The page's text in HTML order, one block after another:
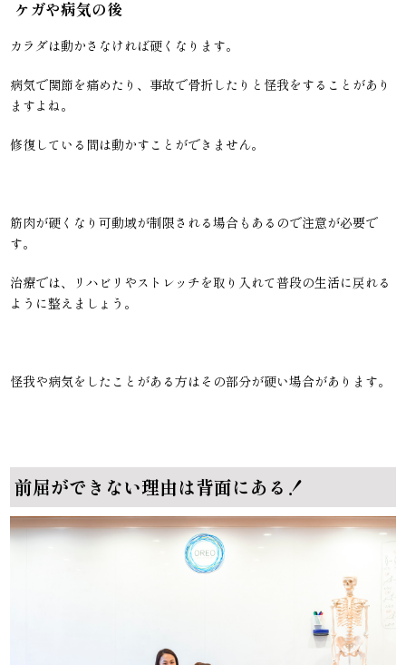
ケガや病気の後
カラダは動かさなければ硬くなります。
病気で関節を痛めたり、事故で骨折したりと怪我をすることがあり
ますよね。
修復している間は動かすことができません。
筋肉が硬くなり可動域が制限される場合もあるので注意が必要で
す。
治療では、リハビリやストレッチを取り入れて普段の生活に戻れる
ように整えましょう。
怪我や病気をしたことがある方はその部分が硬い場合があります。
前屈ができない理由は背面にある！